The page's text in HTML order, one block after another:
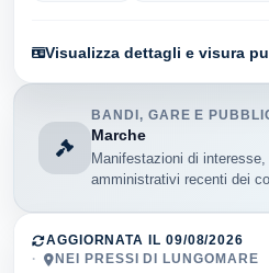
Visualizza dettagli e visura
BANDI, GARE E
Marche
Manifestazioni di
amministrativi recenti dei
AGGIORNATA IL 09/08/2026
NEI PRESSI DI LUNGOMARE